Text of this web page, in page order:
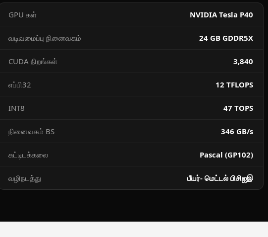
GPU கள் NVIDIA Tesla P40
வடிவமைப்பு நினைவகம் 24 GB GDDR5X
CUDA நிறங்கள் 3,840
எப்பி32 12 TFLOPS
INT8 47 TOPS
நினைவகம் BS 346 GB/s
கட்டிடக்கலை Pascal (GP102)
வழிநடத்து பீயர்- மெட்டல் பிசிஐஇ